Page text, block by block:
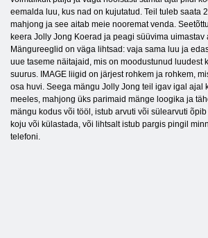
eemalda luu, kus nad on kujutatud. Teil tuleb saata
mahjong ja see aitab meie nooremat venda.
keera Jolly Jong Koerad ja peagi süüvima uimastav
Mängureeglid on väga lihtsad: vaja sama luu ja
uue taseme näitajaid, mis on moodustunud luudest
suurus. IMAGE liigid on järjest rohkem ja rohkem,
osa huvi. Seega mängu Jolly Jong teil igav igal ajal
meeles, mahjong üks parimaid mänge loogika ja
mängu kodus või tööl, istub arvuti või sülearvuti õpib
koju või külastada, või lihtsalt istub pargis pingil
telefoni.